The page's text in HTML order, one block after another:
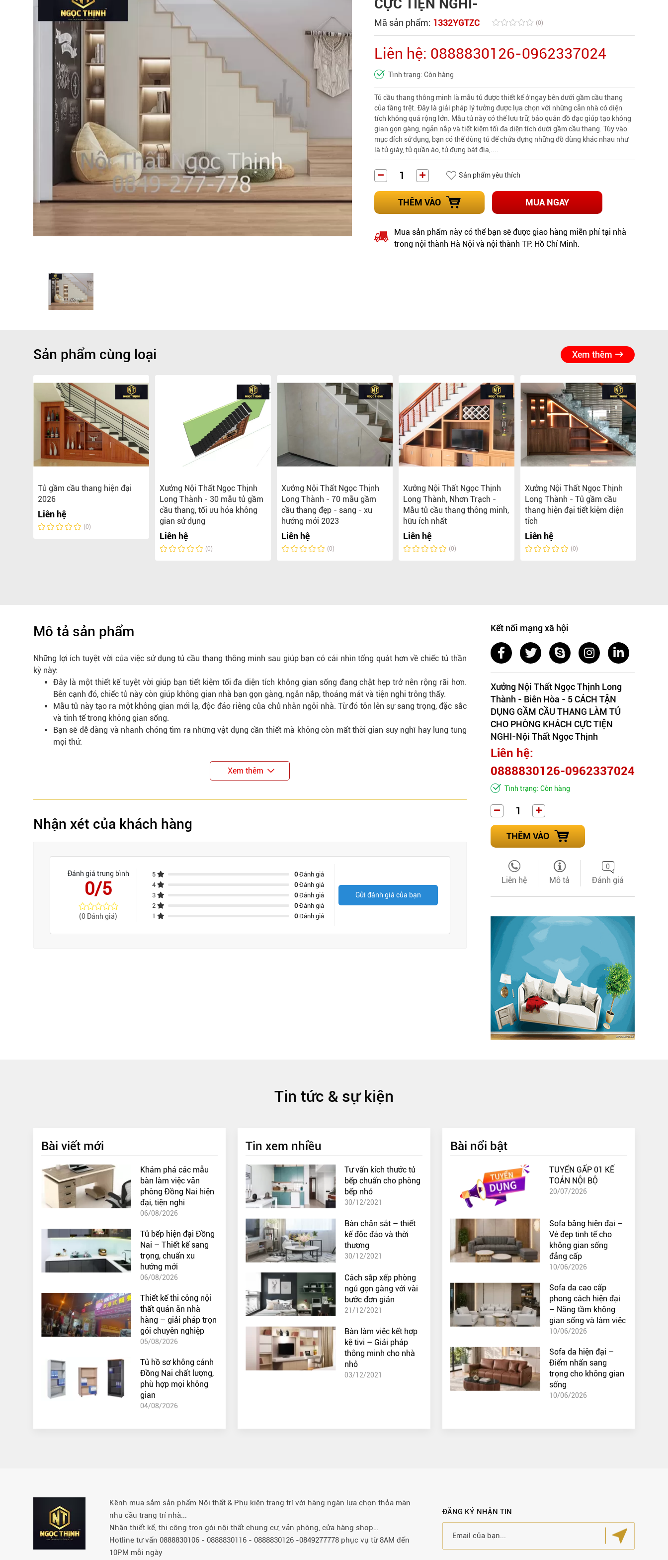
Bếp từ-Bếp hồng ngoại
Chậu rửa bát
Ray trượt – bản lề – tay nắm cửa
Phụ kiện tủ bếp dưới
Giá để bát đĩa đa năng
Giá để dao thớt
Kệ để chất tẩy rửa
Kệ gia vị
Kệ góc liên hoàn
CỰC TIỆN NGHI-
Mã sản phẩm: 1332YGTZC (0)
Liên hệ: 0888830126-0962337024
Tình trạng: Còn hàng
Tủ cầu thang thông minh là mẫu tủ được thiết kế ở ngay bên dưới gầm cầu thang
của tầng trệt. Đây là giải pháp lý tưởng được lựa chọn với những căn nhà có diện
tích không quá rộng lớn. Mẫu tủ này có thể lưu trữ, bảo quản đồ đạc giúp tạo không
gian gọn gàng, ngăn nắp và tiết kiệm tối đa diện tích dưới gầm cầu thang. Tùy vào
mục đích sử dụng, bạn có thể dùng tủ để chứa đựng những đồ dùng khác nhau như
là tủ giày, tủ quần áo, tủ đựng bát đĩa,....
Sản phẩm yêu thích
THÊM VÀO MUA NGAY
Mua sản phẩm này có thể bạn sẽ được giao hàng miễn phí tại nhà
trong nội thành Hà Nội và nội thành TP. Hồ Chí Minh.
Sản phẩm cùng loại Xem thêm
Tủ gầm cầu thang hiện đại
2026
Liên hệ
(0)
Xưởng Nội Thất Ngọc Thịnh
Long Thành - 30 mẫu tủ gầm
cầu thang, tối ưu hóa không
gian sử dụng
Liên hệ
(0)
Xưởng Nội Thất Ngọc Thịnh
Long Thành - 70 mẫu gầm
cầu thang đẹp - sang - xu
hướng mới 2023
Liên hệ
(0)
Xưởng Nội Thất Ngọc Thịnh
Long Thành, Nhơn Trạch -
Mẫu tủ cầu thang thông minh,
hữu ích nhất
Liên hệ
(0)
Xưởng Nội Thất Ngọc Thịnh
Long Thành - Tủ gầm cầu
thang hiện đại tiết kiệm diện
tích
Liên hệ
(0)
Mô tả sản phẩm
Những lợi ích tuyệt vời của việc sử dụng tủ cầu thang thông minh sau giúp bạn có cái nhìn tổng quát hơn về chiếc tủ thần
kỳ này:
Đây là một thiết kế tuyệt vời giúp bạn tiết kiệm tối đa diện tích không gian sống đang chật hẹp trở nên rộng rãi hơn.
Bên cạnh đó, chiếc tủ này còn giúp không gian nhà bạn gọn gàng, ngăn nắp, thoáng mát và tiện nghi trông thấy.
Mẫu tủ này tạo ra một không gian mới lạ, độc đáo riêng của chủ nhân ngôi nhà. Từ đó tôn lên sự sang trọng, đặc sắc
và tinh tế trong không gian sống.
Bạn sẽ dễ dàng và nhanh chóng tìm ra những vật dụng cần thiết mà không còn mất thời gian suy nghĩ hay lung tung
mọi thứ.
Xem thêm
Nhận xét của khách hàng
Đánh giá trung bình
0/5
(0 Đánh giá)
5 0Đánh giá
4
0Đánh giá
3
0Đánh giá
2
0Đánh giá
1
0Đánh giá
Gửi đánh giá của bạn
Kết nối mạng xã hội
Xưởng Nội Thất Ngọc Thịnh Long
Thành - Biên Hòa - 5 CÁCH TẬN
DỤNG GẦM CẦU THANG LÀM TỦ
CHO PHÒNG KHÁCH CỰC TIỆN
NGHI-Nội Thất Ngọc Thịnh
Liên hệ:
0888830126-0962337024
Tình trạng: Còn hàng
THÊM VÀO
Liên hệ Mô tả
0
Đánh giá
Tin tức & sự kiện
Bài viết mới
Khám phá các mẫu
bàn làm việc văn
phòng Đồng Nai hiện
đại, tiện nghi
06/08/2026
Tủ bếp hiện đại Đồng
Nai – Thiết kế sang
trọng, chuẩn xu
hướng mới
06/08/2026
Thiết kế thi công nội
thất quán ăn nhà
hàng – giải pháp trọn
gói chuyên nghiệp
05/08/2026
Tủ hồ sơ không cánh
Đồng Nai chất lượng,
phù hợp mọi không
gian
04/08/2026
Tin xem nhiều
Tư vấn kích thước tủ
bếp chuẩn cho phòng
bếp nhỏ
30/12/2021
Bàn chân sắt – thiết
kế độc đáo và thời
thượng
30/12/2021
Cách sắp xếp phòng
ngủ gọn gàng với vài
bước đơn giản
21/12/2021
Bàn làm việc kết hợp
kệ tivi – Giải pháp
thông minh cho nhà
nhỏ
03/12/2021
Bài nổi bật
TUYỂN GẤP 01 KẾ
TOÁN NỘI BỘ
20/07/2026
Sofa băng hiện đại –
Vẻ đẹp tinh tế cho
không gian sống
đẳng cấp
10/06/2026
Sofa da cao cấp
phong cách hiện đại
– Nâng tầm không
gian sống và làm việc
10/06/2026
Sofa da hiện đại –
Điểm nhấn sang
trọng cho không gian
sống
10/06/2026
Kênh mua sắm sản phẩm Nội thất & Phụ kiện trang trí với hàng ngàn lựa chọn thỏa mãn
nhu cầu trang trí nhà...
Nhận thiết kế, thi công trọn gói nội thất chung cư, văn phòng, cửa hàng shop…
Hotline tư vấn 0888830106 - 0888830116 - 0888830126 -0849277778 phục vụ từ 8AM đến
10PM mỗi ngày
ĐĂNG KÝ NHẬN TIN